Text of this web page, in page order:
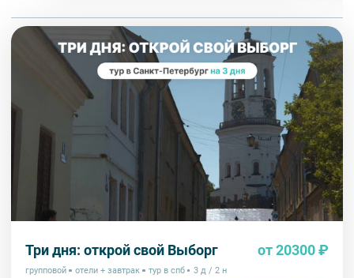
Три дня: открой свой Выборг от 20300 ₽
групповой отели + завтрак тур в спб 3 д / 2 н